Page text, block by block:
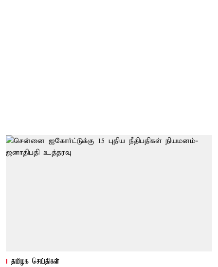
தமிழக செய்திகள்